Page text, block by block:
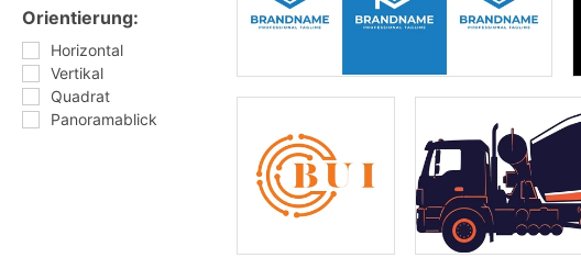
Orientierung:
Horizontal
Vertikal
Quadrat
Panoramablick